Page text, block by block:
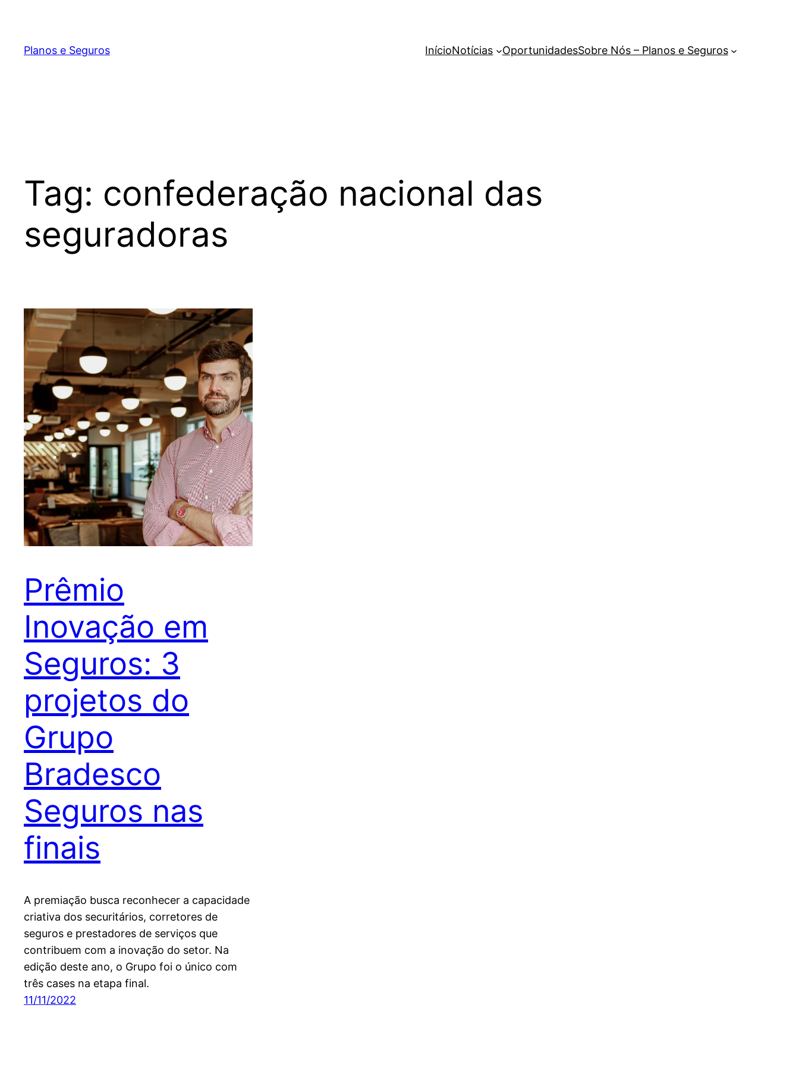
Planos e Seguros InícioNotícias OportunidadesSobre Nós – Planos e Seguros
Tag: confederação nacional das
seguradoras
Prêmio
Inovação em
Seguros: 3
projetos do
Grupo
Bradesco
Seguros nas
finais
A premiação busca reconhecer a capacidade
criativa dos securitários, corretores de
seguros e prestadores de serviços que
contribuem com a inovação do setor. Na
edição deste ano, o Grupo foi o único com
três cases na etapa final.
11/11/2022